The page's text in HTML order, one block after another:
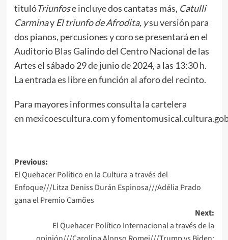
titulóTriunfose incluye dos cantatas más, Catulli
Carminay El triunfo de Afrodita, ysu versión para
dos pianos, percusiones y coro se presentará en el
Auditorio Blas Galindo del Centro Nacional de las
Artes el sábado 29 de junio de 2024, a las 13:30 h.
La entrada es libre en función al aforo del recinto.
Para mayores informes consulta la cartelera
en mexicoescultura.comy
Post
navigation
Previous:
El Quehacer Político en la Cultura a través del
Enfoque///Litza Deniss Durán Espinosa///Adélia Prado
gana el Premio Camões
Next:
El Quehacer Político Internacional a través de la